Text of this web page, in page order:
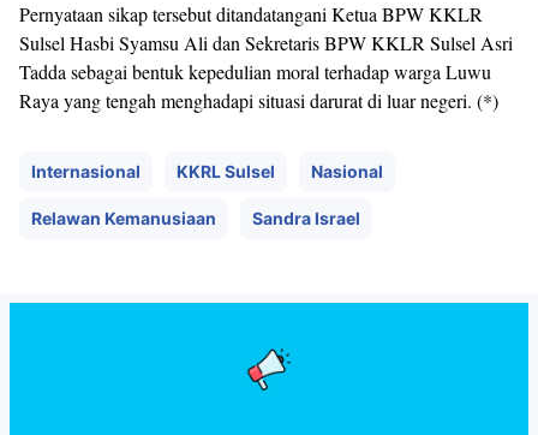
Pernyataan sikap tersebut ditandatangani Ketua BPW KKLR
Sulsel Hasbi Syamsu Ali dan Sekretaris BPW KKLR Sulsel Asri
Tadda sebagai bentuk kepedulian moral terhadap warga Luwu
Raya yang tengah menghadapi situasi darurat di luar negeri. (*)
Internasional KKRL Sulsel Nasional
Relawan Kemanusiaan Sandra Israel